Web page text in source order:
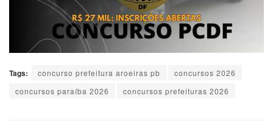
Tags: concurso prefeitura aroeiras pb
concursos 2026
concursos paraíba 2026
concursos prefeituras 2026